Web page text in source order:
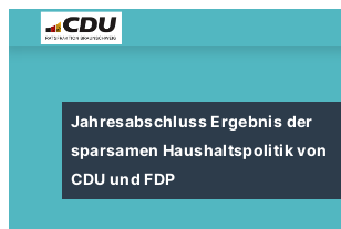
Jahresabschluss Ergebnis der
sparsamen Haushaltspolitik von
CDU und FDP